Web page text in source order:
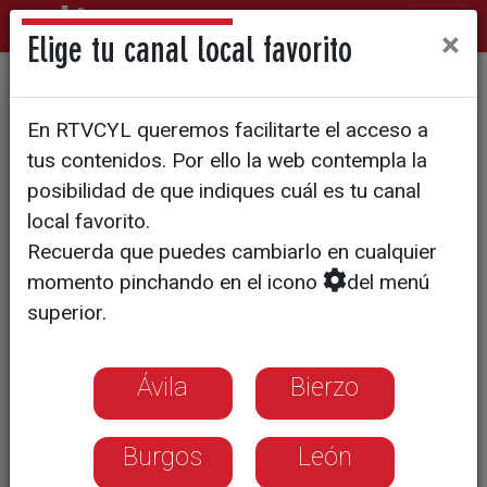
Entrevistas express para
trabajar en hostelería
Elige tu canal local favorito ×
En RTVCYL queremos facilitarte el acceso a
tus contenidos. Por ello la web contempla la
posibilidad de que indiques cuál es tu canal
local favorito.
Recuerda que puedes cambiarlo en cualquier
momento pinchando en el icono
del menú
superior.
Ávila Bierzo
Burgos León